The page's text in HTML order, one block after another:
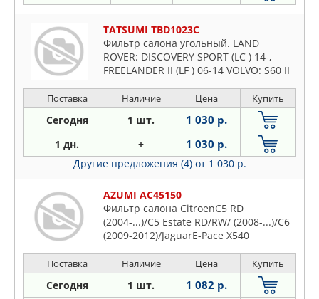
TATSUMI TBD1023C
Фильтр салона угольный. LAND
ROVER: DISCOVERY SPORT (LC ) 14-,
FREELANDER II (LF ) 06-14 VOLVO: S60 II
07-, XC60 08-
Поставка Наличие Цена Купить
Сегодня 1 шт. 1 030 р.
1 дн. + 1 030 р.
Другие предложения (4) от 1 030 р.
AZUMI AC45150
Фильтр салона CitroenC5 RD
(2004-...)/C5 Estate RD/RW/ (2008-...)/C6
(2009-2012)/JaguarE-Pace X540
L550 (2014-...)/Freelande
Поставка Наличие Цена Купить
Сегодня 1 шт. 1 082 р.